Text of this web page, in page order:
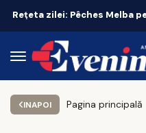
INAPOI Pagina principală